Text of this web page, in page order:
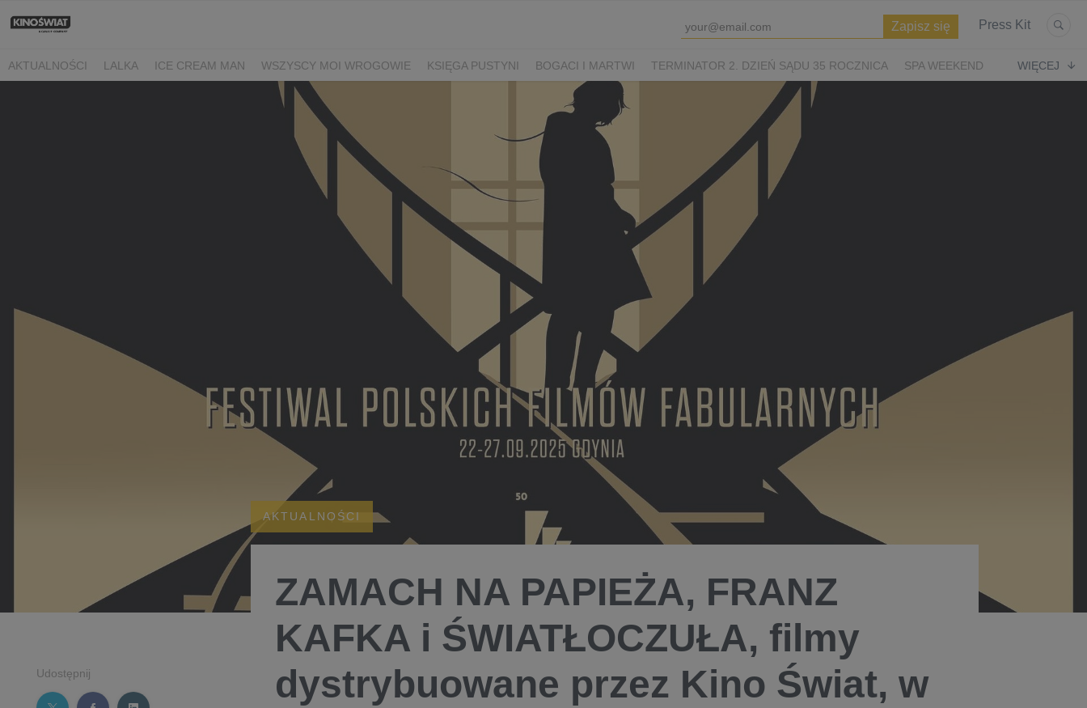
Press Kit
AKTUALNOŚCI LALKA ICE CREAM MAN WSZYSCY MOI WROGOWIE KSIĘGA PUSTYNI BOGACI I MARTWI TERMINATOR 2. DZIEŃ SĄDU 35 ROCZNICA
SPA WEEKEND
POWIEDZ MI, CO CZUJESZ VIOLETTA VILLAS
ASTERIKS I OBELIKS: KRÓLESTWO NUBII
LUNA I ROZGADANA ŚWINKA
WIĘCEJ
Udostępnij
AKTUALNOŚCI
ZAMACH NA PAPIEŻA, FRANZ
KAFKA i ŚWIATŁOCZUŁA, filmy
dystrybuowane przez Kino Świat, w